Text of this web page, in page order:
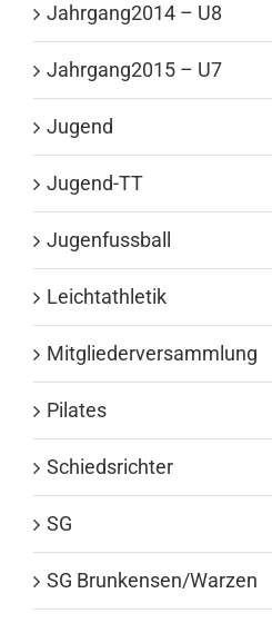
Jahrgang2014 – U8
Jahrgang2015 – U7
Jugend
Jugend-TT
Jugenfussball
Leichtathletik
Mitgliederversammlung
Pilates
Schiedsrichter
SG
SG Brunkensen/Warzen